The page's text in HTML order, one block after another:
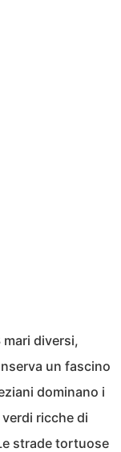
diversi,
un fascino
dominano i
ricche di
strade tortuose